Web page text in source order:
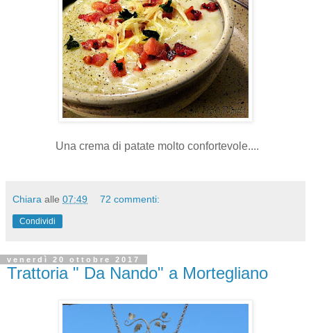
Una crema di patate molto confortevole....
Chiara alle 07:49 72 commenti:
Condividi
venerdì 20 ottobre 2017
Trattoria " Da Nando" a Mortegliano